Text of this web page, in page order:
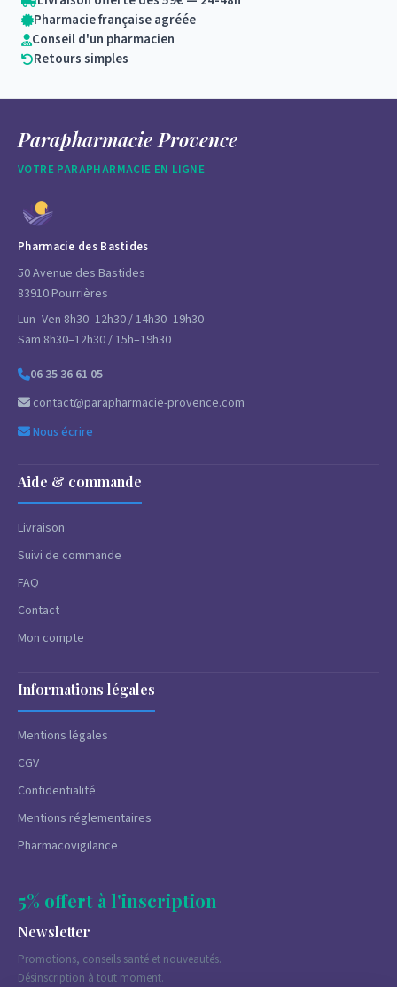
Pharmacie française agréée
Conseil d'un pharmacien
Retours simples
Parapharmacie Provence
VOTRE PARAPHARMACIE EN LIGNE
Pharmacie des Bastides
50 Avenue des Bastides
83910 Pourrières
Lun–Ven 8h30–12h30 / 14h30–19h30
Sam 8h30–12h30 / 15h–19h30
06 35 36 61 05
contact@parapharmacie-provence.com
Nous écrire
Aide & commande
Livraison
Suivi de commande
FAQ
Contact
Mon compte
Informations légales
Mentions légales
CGV
Confidentialité
Mentions réglementaires
Pharmacovigilance
5% offert à l'inscription
Newsletter
Promotions, conseils santé et nouveautés.
Désinscription à tout moment.